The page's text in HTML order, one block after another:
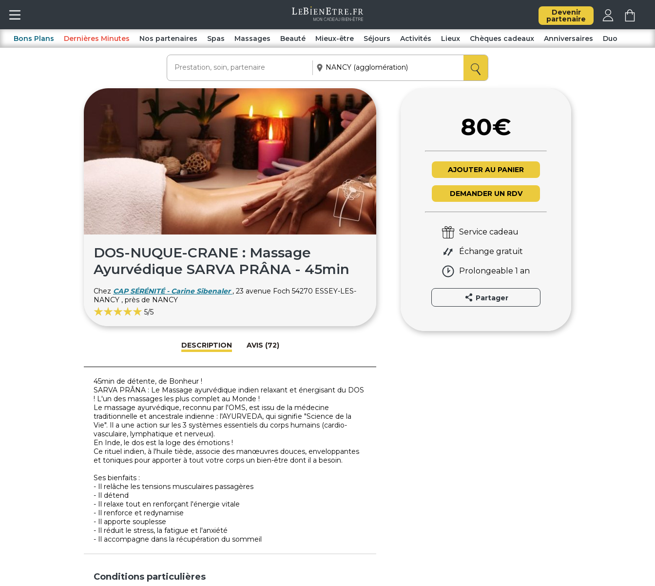
Devenir
partenaire
Bons Plans Dernières Minutes Nos partenaires Spas Massages Beauté Mieux-être Séjours Activités Lieux Chèques cadeaux Anniversaires Duo
DOS-NUQUE-CRANE : Massage
Ayurvédique SARVA PRÂNA - 45min
Chez CAP SÉRÉNITÉ - Carine Sibenaler , 23 avenue Foch 54270 ESSEY-LES-
NANCY , près de NANCY
5/5
DESCRIPTION AVIS (72)
45min de détente, de Bonheur !
SARVA PRÂNA : Le Massage ayurvédique indien relaxant et énergisant du DOS
! L'un des massages les plus complet au Monde !
Le massage ayurvédique, reconnu par l'OMS, est issu de la médecine
traditionnelle et ancestrale indienne : l'AYURVEDA, qui signifie "Science de la
Vie". Il a une action sur les 3 systèmes essentiels du corps humains (cardio-
vasculaire, lymphatique et nerveux).
En Inde, le dos est la loge des émotions !
Ce rituel indien, à l'huile tiède, associe des manœuvres douces, enveloppantes
et toniques pour apporter à tout votre corps un bien-être dont il a besoin.
Ses bienfaits :
- Il relâche les tensions musculaires passagères
- Il détend
- Il relaxe tout en renforçant l'énergie vitale
- Il renforce et redynamise
- Il apporte souplesse
- Il réduit le stress, la fatigue et l'anxiété
- Il accompagne dans la récupération du sommeil
Conditions particulières
80€
AJOUTER AU PANIER
DEMANDER UN RDV
Service cadeau
Échange gratuit
Prolongeable 1 an
Partager